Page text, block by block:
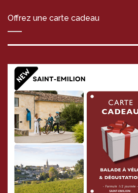
Offrez une carte cadeau